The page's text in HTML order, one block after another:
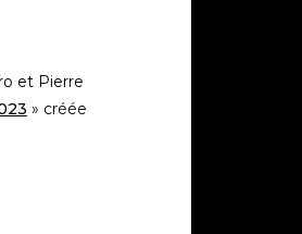
et Pierre
» créée